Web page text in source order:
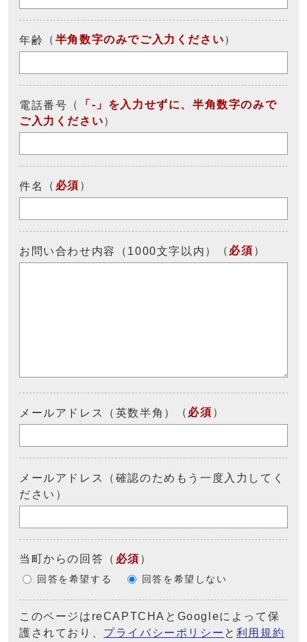
年齢 （ 半角数字のみでご入力ください）
電話番号 （
「-」を入力せずに、半角数字のみで
ご入力ください）
件名 （ 必須 ）
お問い合わせ内容（1000文字以内） （ 必須 ）
メールアドレス（英数半角） （ 必須 ）
メールアドレス（確認のためもう一度入力してく
ださい）
当町からの回答 （ 必須 ）
回答を希望する 回答を希望しない
このページはreCAPTCHAとGoogleによって保
護されており、 プライバシーポリシー と 利用規約